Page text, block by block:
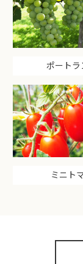
ポートラ
ミニト